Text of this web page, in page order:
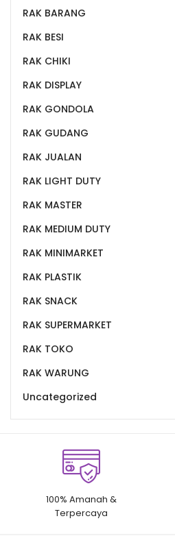
RAK BARANG
RAK BESI
RAK CHIKI
RAK DISPLAY
RAK GONDOLA
RAK GUDANG
RAK JUALAN
RAK LIGHT DUTY
RAK MASTER
RAK MEDIUM DUTY
RAK MINIMARKET
RAK PLASTIK
RAK SNACK
RAK SUPERMARKET
RAK TOKO
RAK WARUNG
Uncategorized
100% Amanah &
Terpercaya